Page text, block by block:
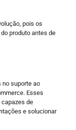
pois os
produto antes de
no suporte ao
Esses
de
e solucionar